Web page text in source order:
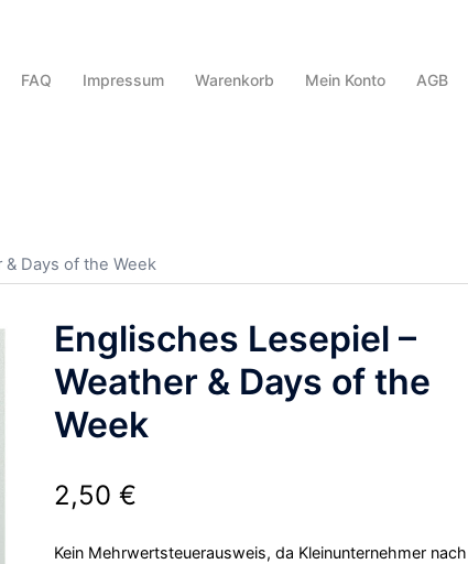
FAQ Impressum Warenkorb Mein Konto AGB
& Days of the Week
Englisches Lesepiel –
Weather & Days of the
Week
2,50 €
Kein Mehrwertsteuerausweis, da Kleinunternehmer